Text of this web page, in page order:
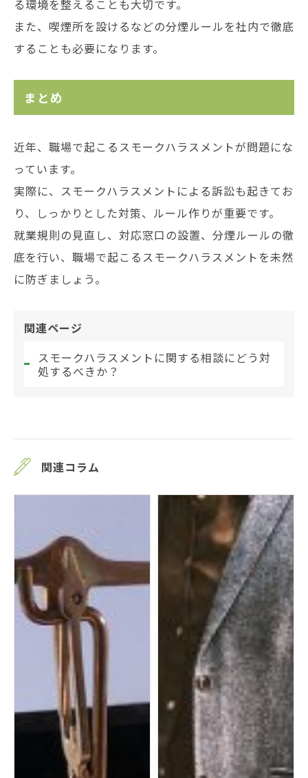
る環境を整えることも大切です。
また、喫煙所を設けるなどの分煙ルールを社内で徹底
することも必要になります。
まとめ
近年、職場で起こるスモークハラスメントが問題にな
っています。
実際に、スモークハラスメントによる訴訟も起きてお
り、しっかりとした対策、ルール作りが重要です。
就業規則の見直し、対応窓口の設置、分煙ルールの徹
底を行い、職場で起こるスモークハラスメントを未然
に防ぎましょう。
関連ページ
スモークハラスメントに関する相談にどう対
処するべきか？
関連コラム